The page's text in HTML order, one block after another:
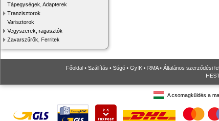
Tápegységek, Adapterek
Tranzisztorok
Varisztorok
Vegyszerek, ragasztók
Zavarszűrők, Ferritek
Főoldal • Szállítás • Súgó • GyIK • RMA• Általános szerződési
A csomagküldés a